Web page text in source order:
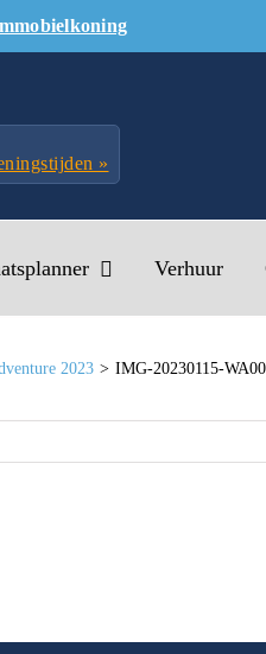
»
Verhuur
2023 IMG-20230115-